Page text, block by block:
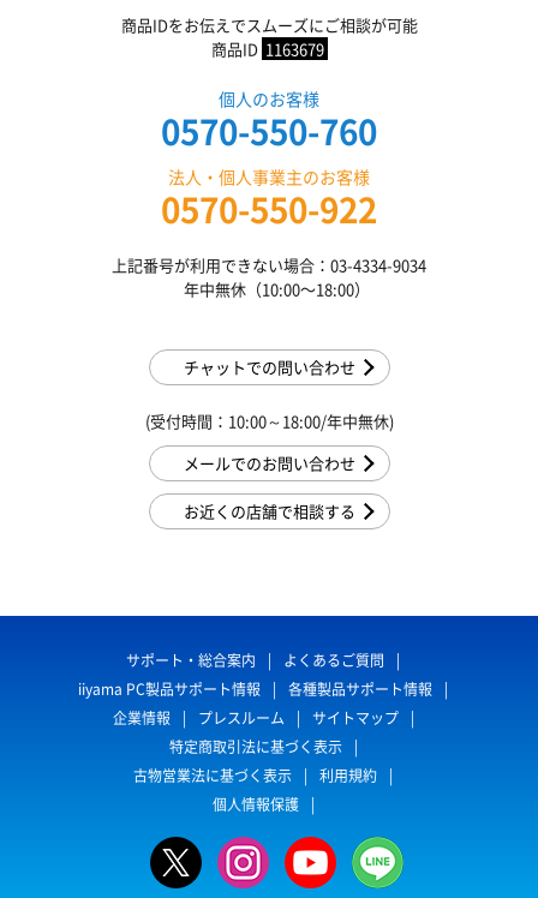
商品IDをお伝えでスムーズにご相談が可能
商品ID 1163679
個人のお客様
0570-550-760
法人・個人事業主のお客様
0570-550-922
上記番号が利用できない場合：03-4334-9034
年中無休（10:00〜18:00）
チャットでの問い合わせ
(受付時間：10:00～18:00/年中無休)
メールでのお問い合わせ
お近くの店舗で相談する
サポート・総合案内
よくあるご質問
iiyama PC製品サポート情報
各種製品サポート情報
企業情報
プレスルーム
サイトマップ
特定商取引法に基づく表示
古物営業法に基づく表示
利用規約
個人情報保護